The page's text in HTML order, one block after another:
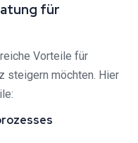
für
Vorteile für
steigern möchten. Hier